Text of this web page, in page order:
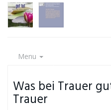
Menu
Was bei Trauer
Trauer